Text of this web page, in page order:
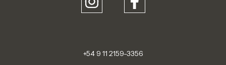
+54 9 11 2159-3356